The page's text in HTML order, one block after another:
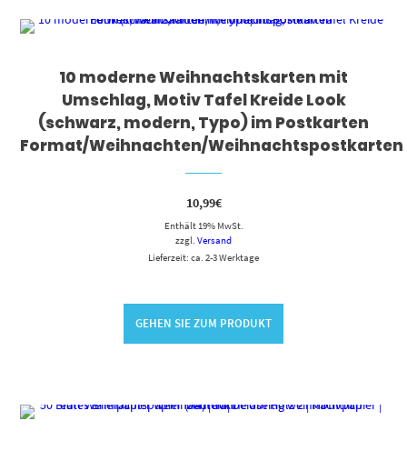
10 moderne Weihnachtskarten mit
Umschlag, Motiv Tafel Kreide Look
(schwarz, modern, Typo) im Postkarten
Format/Weihnachten/Weihnachtspostkarten
10,99€
Enthält 19% MwSt.
zzgl. Versand
Lieferzeit: ca. 2-3 Werktage
GEHEN SIE ZUM PRODUKT